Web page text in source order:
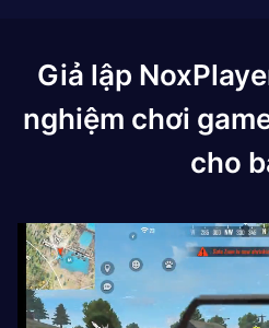
Giả lập
nghiệm chơi
cho